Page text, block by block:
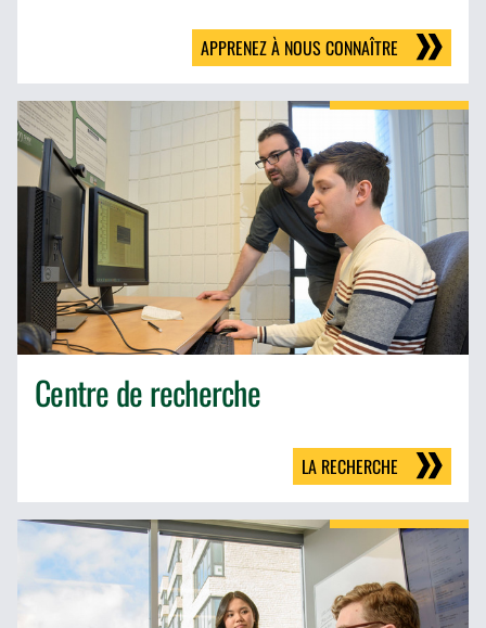
APPRENEZ À NOUS CONNAÎTRE
Centre de recherche
LA RECHERCHE